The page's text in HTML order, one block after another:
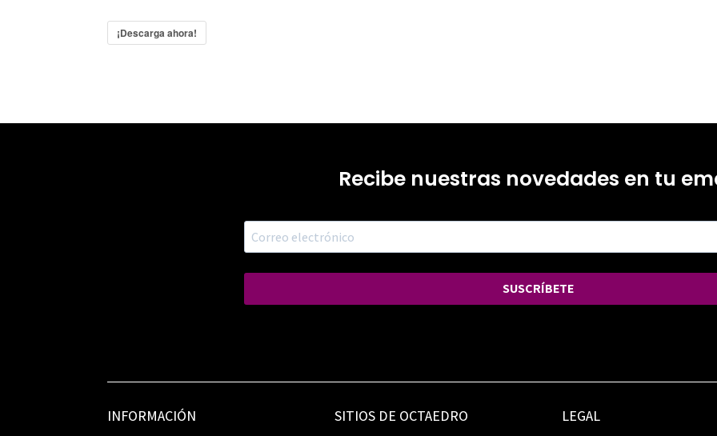
¡Descarga ahora!
Recibe nuestras novedades en tu
SUSCRÍBETE
INFORMACIÓN SITIOS DE OCTAEDRO LEGAL